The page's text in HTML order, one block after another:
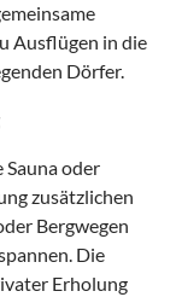
Ausflügen in die
Dörfer.
oder
zusätzlichen
Bergwegen
Die
Erholung